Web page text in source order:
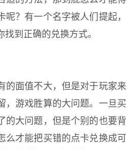
呢？有一个名字被人们提起，
到正确的兑换方式。
面值不大，但是对于玩家来
，游戏胜算的大问题。一旦买
的大问题，但是个别的也要背
么才能把买错的点卡兑换成可